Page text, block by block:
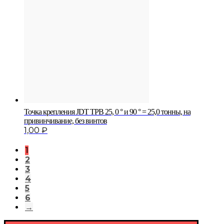
Точка крепления JDT TPB 25, 0 ° и 90 ° = 25,0 тонны, на
привинчивание, без винтов
1,00 ₽
1
2
3
4
5
6
→